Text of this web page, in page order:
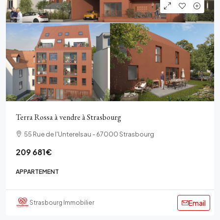
Terra Rossa à vendre à Strasbourg
55 Rue de l'Unterelsau - 67000 Strasbourg
209 681€
APPARTEMENT
Strasbourg Immobilier Email